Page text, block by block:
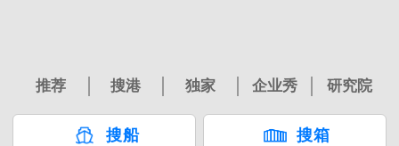
推荐 搜港 独家 企业秀 研究院
搜船 搜箱